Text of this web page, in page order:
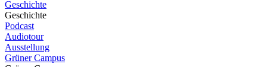
Geschichte
Geschichte
Podcast
Audiotour
Ausstellung
Grüner Campus